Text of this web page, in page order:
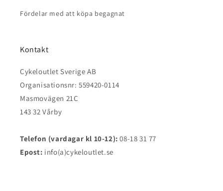
Fördelar med att köpa begagnat
Kontakt
Cykeloutlet Sverige AB
Organisationsnr: 559420-0114
Masmovägen 21C
143 32 Vårby
Telefon (vardagar kl 10-12): 08-18 31 77
Epost: info(a)cykeloutlet.se